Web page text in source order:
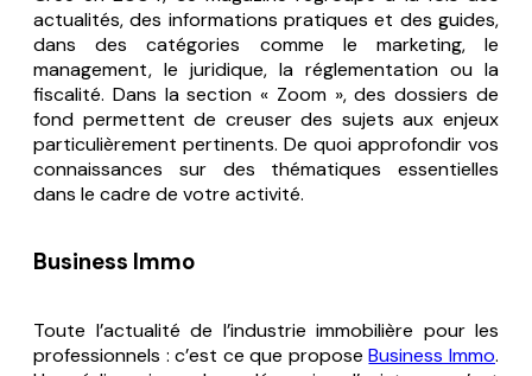
actualités, des informations pratiques et des guides,
dans des catégories comme le marketing, le
management, le juridique, la réglementation ou la
fiscalité. Dans la section « Zoom », des dossiers de
fond permettent de creuser des sujets aux enjeux
particulièrement pertinents. De quoi approfondir vos
connaissances sur des thématiques essentielles
dans le cadre de votre activité.
Business Immo
Toute l’actualité de l’industrie immobilière pour les
professionnels : c’est ce que proposeBusiness Immo.